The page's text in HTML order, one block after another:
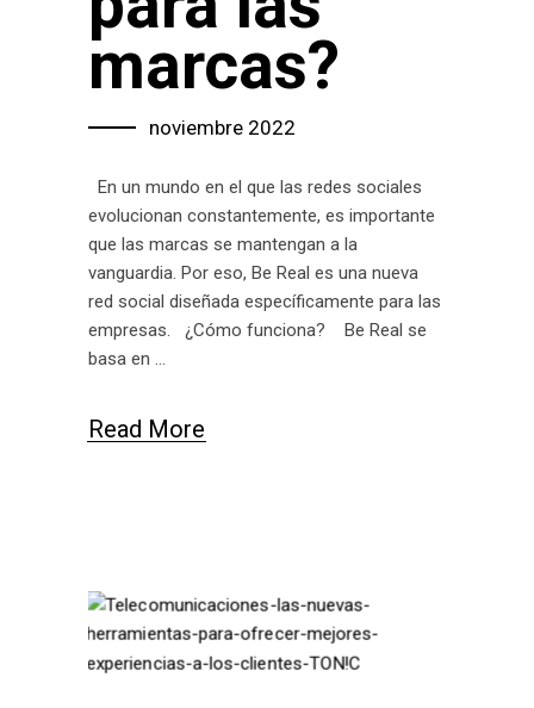
marcas?
noviembre 2022
En un mundo en el que las redes sociales
evolucionan constantemente, es importante
que las marcas se mantengan a la
vanguardia. Por eso, Be Real es una nueva
red social diseñada específicamente para las
empresas. ¿Cómo funciona? Be Real se
basa en
Read More